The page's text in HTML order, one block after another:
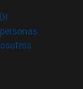
(abre en nueva
(abre en
(abre en